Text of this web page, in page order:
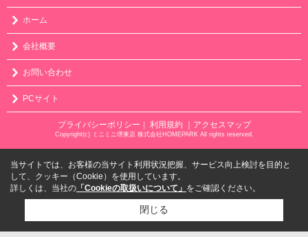
ホーム
会社概要
お問い合わせ
PCサイト
プライバシーポリシー 利用規約 ｜アクセスマップ
Copyright(c) ミニミニ堺東店 株式会社HOMEPARK All rights reserved.
当サイトでは、お客様の当サイト利用状況把握、サービス向上検討を目的と
して、クッキー（Cookie）を使用しています。
詳しくは、当社の 「Cookieの取扱いについて」 をご確認ください。
閉じる